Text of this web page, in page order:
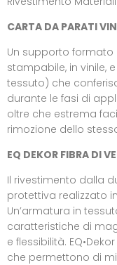
CARTA DA PARATI
Un supporto formato
stampabile, in vinile,
tessuto) che
durante le fasi di
oltre che estrema
rimozione dello
EQ DEKOR FIBRA DI
Il rivestimento dalla
protettiva realizzato
Un’armatura in
caratteristiche di
e flessibilità.
che permettono di